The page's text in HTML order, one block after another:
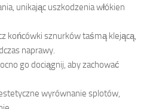
unikając uszkodzenia włókien
końcówki sznurków taśmą klejącą,
naprawy.
go dociągnij, aby zachować
wyrównanie splotów,